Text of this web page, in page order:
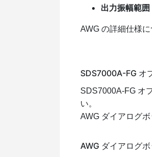
出力振幅範
AWG の詳細仕様
SDS7000A-FG オ
SDS7000A-FG オ
い。
AWG ダイアログ
AWG ダイアログ